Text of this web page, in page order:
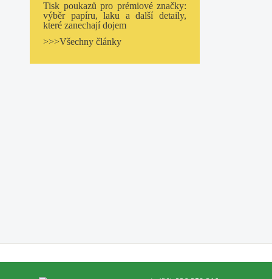
Tisk poukazů pro prémiové značky:
výběr papíru, laku a další detaily,
které zanechají dojem
>>>Všechny články